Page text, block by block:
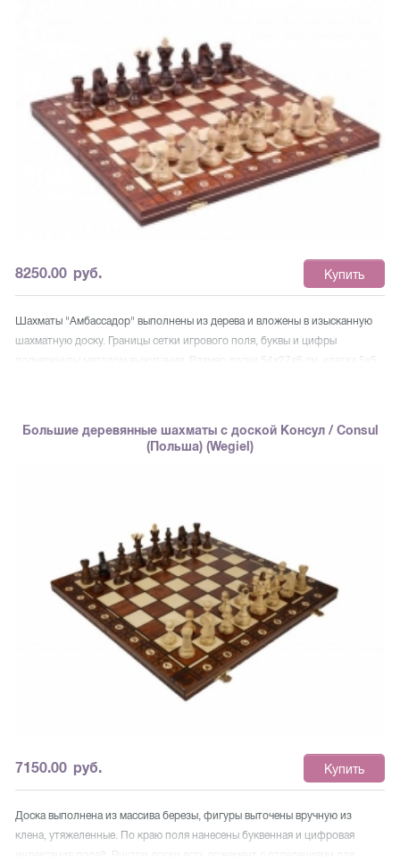
8250.00 руб. Купить
Шахматы "Амбассадор" выполнены из дерева и вложены в изысканную
шахматную доску. Границы сетки игрового поля, буквы и цифры
подчеркнуты методом выжигания. Размер доски 54х27х6 см, клетка 5х5
фетровым покрытием. Подарочная упаковка. Фигуры с утяжелителем
Большие деревянные шахматы с доской Консул / Consul
(Польша) (Wegiel)
7150.00 руб. Купить
Доска выполнена из массива березы, фигуры выточены вручную из
клена, утяжеленные. По краю поля нанесены буквенная и цифровая
индексация полей. Внутри доски есть ложемент с отделениями для